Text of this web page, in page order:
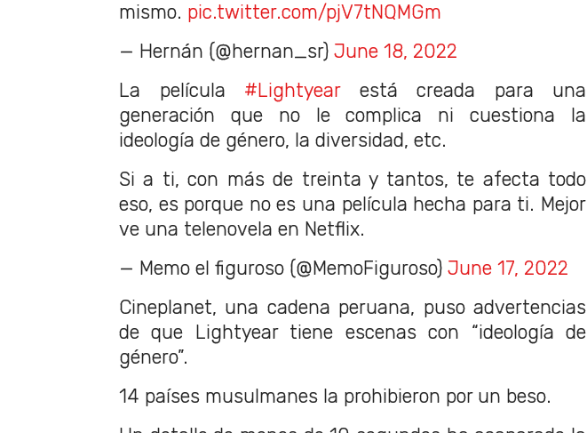
mismo. pic.twitter.com/pjV7tNQMGm
— Hernán (@hernan_sr) June 18, 2022
La película #Lightyearestá creada para una
generación que no le complica ni cuestiona la
ideología de género, la diversidad, etc.
Si a ti, con más de treinta y tantos, te afecta todo
eso, es porque no es una película hecha para ti. Mejor
ve una telenovela en Netflix.
— Memo el figuroso (@MemoFiguroso) June 17, 2022
Cineplanet, una cadena peruana, puso advertencias
de que Lightyear tiene escenas con “ideología de
género”.
14 países musulmanes la prohibieron por un beso.